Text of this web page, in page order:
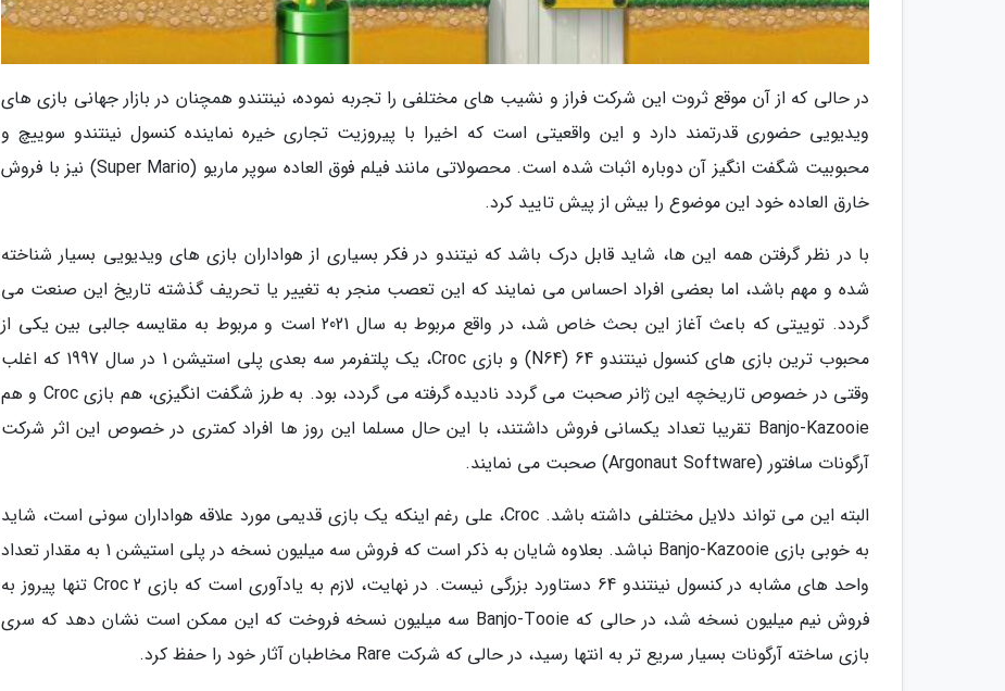
در حالی که از آن موقع ثروت این شرکت فراز و نشیب های مختلفی را تجربه نموده، نینتندو همچنان در بازار جهانی بازی های
ویدیویی حضوری قدرتمند دارد و این واقعیتی است که اخیرا با پیروزیت تجاری خیره نماینده کنسول نینتندو سوییچ و
محبوبیت شگفت انگیز آن دوباره اثبات شده است. محصولاتی مانند فیلم فوق العاده سوپر ماریو (Super Mario) نیز با فروش
خارق العاده خود این موضوع را بیش از پیش تایید کرد.
با در نظر گرفتن همه این ها، شاید قابل درک باشد که نیتندو در فکر بسیاری از هواداران بازی های ویدیویی بسیار شناخته
شده و مهم باشد، اما بعضی افراد احساس می نمایند که این تعصب منجر به تغییر یا تحریف گذشته تاریخ این صنعت می
گردد. توییتی که باعث آغاز این بحث خاص شد، در واقع مربوط به سال 2021 است و مربوط به مقایسه جالبی بین یکی از
محبوب ترین بازی های کنسول نینتندو 64 (N64) و بازی Croc، یک پلتفرمر سه بعدی پلی استیشن 1 در سال 1997 که اغلب
وقتی در خصوص تاریخچه این ژانر صحبت می گردد نادیده گرفته می گردد، بود. به طرز شگفت انگیزی، هم بازی Croc و هم
Banjo-Kazooie تقریبا تعداد یکسانی فروش داشتند، با این حال مسلما این روز ها افراد کمتری در خصوص این اثر شرکت
آرگونات سافتور (Argonaut Software) صحبت می نمایند.
البته این می تواند دلایل مختلفی داشته باشد. Croc، علی رغم اینکه یک بازی قدیمی مورد علاقه هواداران سونی است، شاید
به خوبی بازی Banjo-Kazooie نباشد. بعلاوه شایان به ذکر است که فروش سه میلیون نسخه در پلی استیشن 1 به مقدار تعداد
واحد های مشابه در کنسول نینتندو 64 دستاورد بزرگی نیست. در نهایت، لازم به یادآوری است که بازی Croc 2 تنها پیروز به
فروش نیم میلیون نسخه شد، در حالی که Banjo-Tooie سه میلیون نسخه فروخت که این ممکن است نشان دهد که سری
بازی ساخته آرگونات بسیار سریع تر به انتها رسید، در حالی که شرکت Rare مخاطبان آثار خود را حفظ کرد.